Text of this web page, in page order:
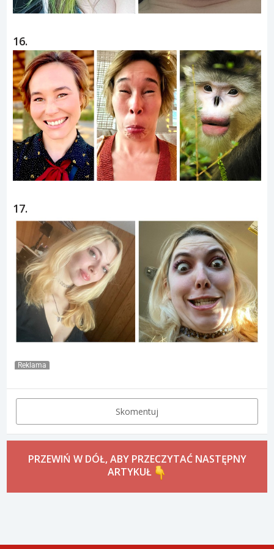
16.
17.
Reklama
Skomentuj
PRZEWIŃ W DÓŁ, ABY PRZECZYTAĆ NASTĘPNY
ARTYKUŁ